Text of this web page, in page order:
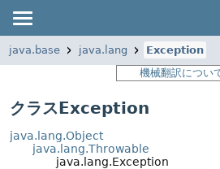
java.base java.lang
Exception
機械翻訳につい
クラスException
java.lang.Object
java.lang.Throwable
java.lang.Exception